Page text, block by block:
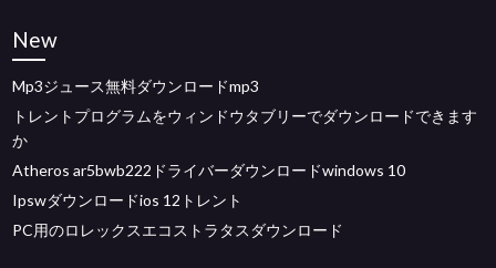
New
Mp3ジュース無料ダウンロードmp3
トレントプログラムをウィンドウタブリーでダウンロードできます
か
Atheros ar5bwb222ドライバーダウンロードwindows 10
Ipswダウンロードios 12トレント
PC用のロレックスエコストラタスダウンロード